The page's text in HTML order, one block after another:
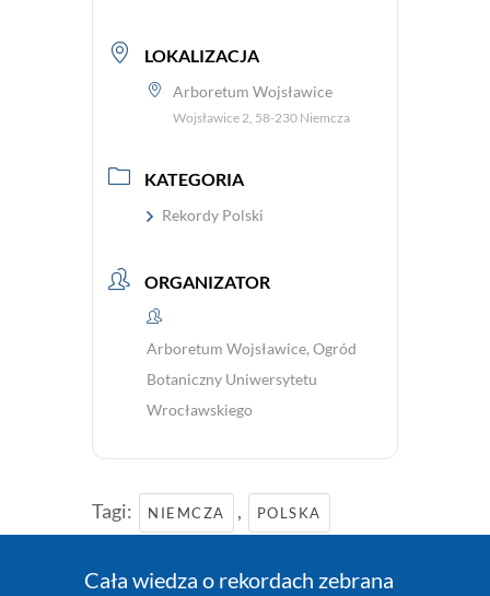
LOKALIZACJA
Arboretum Wojsławice
Wojsławice 2, 58-230 Niemcza
KATEGORIA
Rekordy Polski
ORGANIZATOR
Arboretum Wojsławice, Ogród
Botaniczny Uniwersytetu
Wrocławskiego
Tagi: NIEMCZA , POLSKA
Cała wiedza o rekordach zebrana